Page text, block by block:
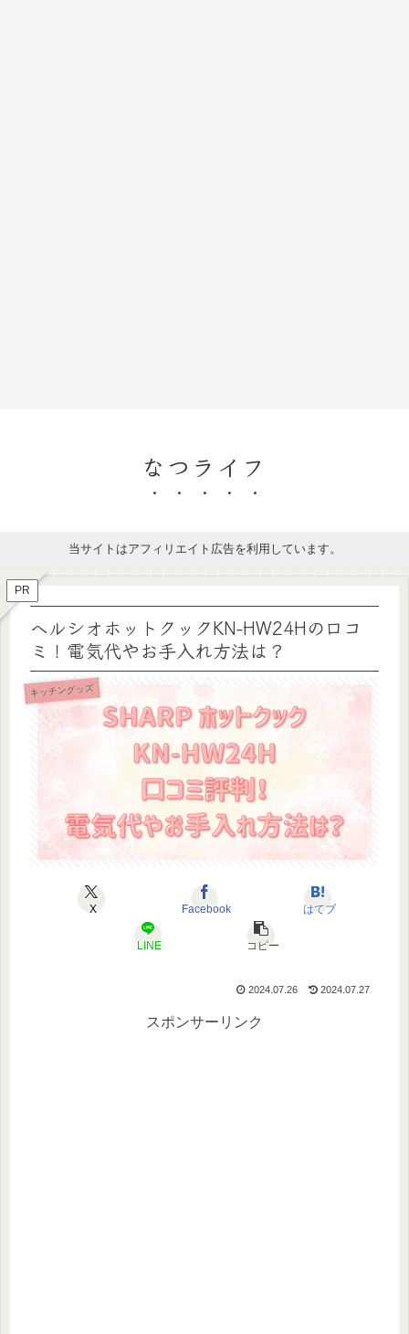
なつライフ
当サイトはアフィリエイト広告を利用しています。
PR
ヘルシオホットクックKN-HW24Hの口コ
ミ！電気代やお手入れ方法は？
キッチングッズ
X Facebook はてブ
LINE コピー
2024.07.26 2024.07.27
スポンサーリンク